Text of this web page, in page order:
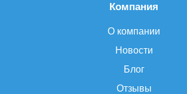
Компания
О компании
Новости
Блог
Отзывы